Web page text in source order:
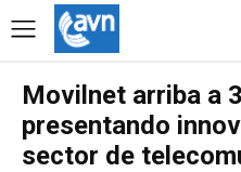
Movilnet arriba a
presentando
sector de